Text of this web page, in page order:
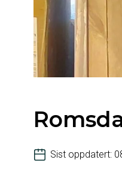
Sist oppdatert: